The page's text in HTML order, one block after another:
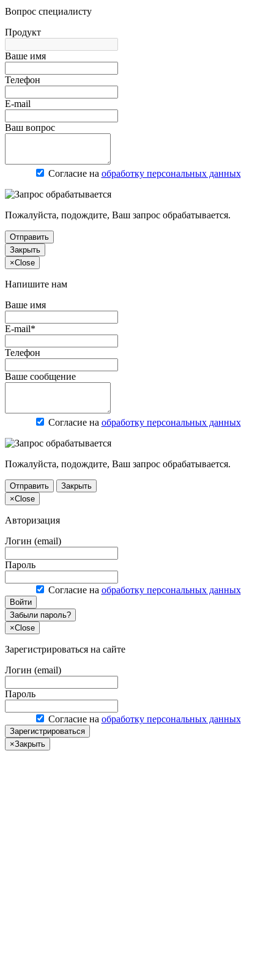
Вопрос специалисту
Продукт
Ваше имя
Телефон
E-mail
Ваш вопрос
Согласие на обработку персональных данных
Пожалуйста, подождите, Ваш запрос обрабатывается.
Отправить
Закрыть
×Close
Напишите нам
Ваше имя
E-mail*
Телефон
Ваше сообщение
Согласие на обработку персональных данных
Пожалуйста, подождите, Ваш запрос обрабатывается.
Отправить
Закрыть
×Close
Авторизация
Логин (email)
Пароль
Согласие на обработку персональных данных
Войти
Забыли пароль?
×Close
Зарегистрироваться на сайте
Логин (email)
Пароль
Согласие на обработку персональных данных
Зарегистрироваться
×Закрыть